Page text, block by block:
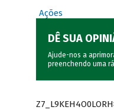
Ações
DÊ SUA
Ajude-nos a
preenchendo uma